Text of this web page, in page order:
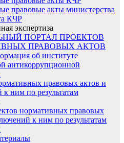
правовые акты министерства
КЧР
экспертиза
ПОРТАЛ ПРОЕКТОВ
ПРАВОВЫХ АКТОВ
об институте
антикоррупционной
правовых актов и
к ним по результатам
нормативных правовых
к ним по результатам